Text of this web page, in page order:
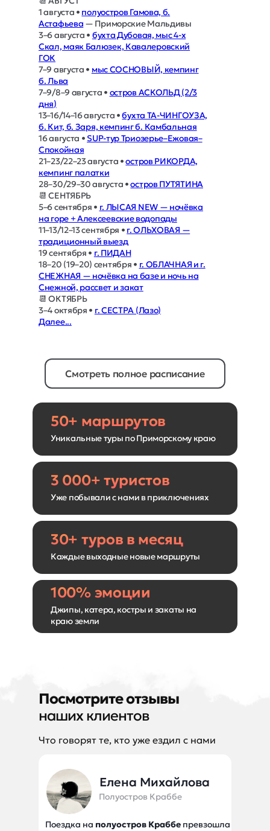
1 августа • полуостров Гамова, б.
Астафьева — Приморские Мальдивы
3–6 августа • бухта Дубовая, мыс 4-х
Скал, маяк Балюзек, Кавалеровский
ГОК
7–9 августа • мыс СОСНОВЫЙ, кемпинг
б. Льва
7–9/8–9 августа • остров АСКОЛЬД (2/3
дня)
13–16/14–16 августа •бухта ТА-ЧИНГОУЗА,
б. Кит, б. Заря, кемпинг б. Камбальная
16 августа • SUP-тур Триозерье–Ежовая–
Спокойная
21–23/22–23 августа •остров РИКОРДА,
кемпинг палатки
28–30/29–30 августа •остров ПУТЯТИНА
📆 СЕНТЯБРЬ
5–6 сентября • г. ЛЫСАЯ NEW — ночёвка
на горе + Алексеевские водопады
11–13/12–13 сентября • г. ОЛЬХОВАЯ —
традиционный выезд
19 сентября • г. ПИДАН
18–20 (19–20) сентября • г. ОБЛАЧНАЯ и г.
СНЕЖНАЯ — ночёвка на базе и ночь на
Снежной, рассвет и закат
📆 ОКТЯБРЬ
3–4 октября • г. СЕСТРА (Лазо)
Далее...
50+ маршрутов
Уникальные туры по Приморскому краю
3 000+ туристов
Уже побывали с нами в приключениях
30+ туров в месяц
Каждые выходные новые маршруты
100% эмоции
Джипы, катера, костры и закаты на
краю земли
Смотреть полное расписание
Что говорят те, кто уже ездил с нами
Посмотрите отзывы
наших клиентов
Елена Михайлова
Полуостров Краббе
Поездка на полуостров Краббе превзошла